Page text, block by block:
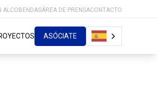
ALCOBENDASÁREA DE PRENSACONTACTO
ASÓCIATE